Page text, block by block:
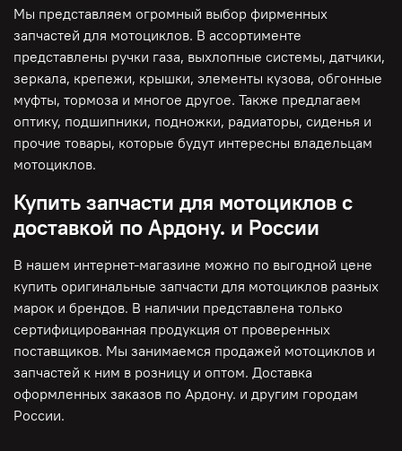
Мы представляем огромный выбор фирменных
запчастей для мотоциклов. В ассортименте
представлены ручки газа, выхлопные системы, датчики,
зеркала, крепежи, крышки, элементы кузова, обгонные
муфты, тормоза и многое другое. Также предлагаем
оптику, подшипники, подножки, радиаторы, сиденья и
прочие товары, которые будут интересны владельцам
мотоциклов.
Купить запчасти для мотоциклов с
доставкой по Ардону. и России
В нашем интернет-магазине можно по выгодной цене
купить оригинальные запчасти для мотоциклов разных
марок и брендов. В наличии представлена только
сертифицированная продукция от проверенных
поставщиков. Мы занимаемся продажей мотоциклов и
запчастей к ним в розницу и оптом. Доставка
оформленных заказов по Ардону. и другим городам
России.